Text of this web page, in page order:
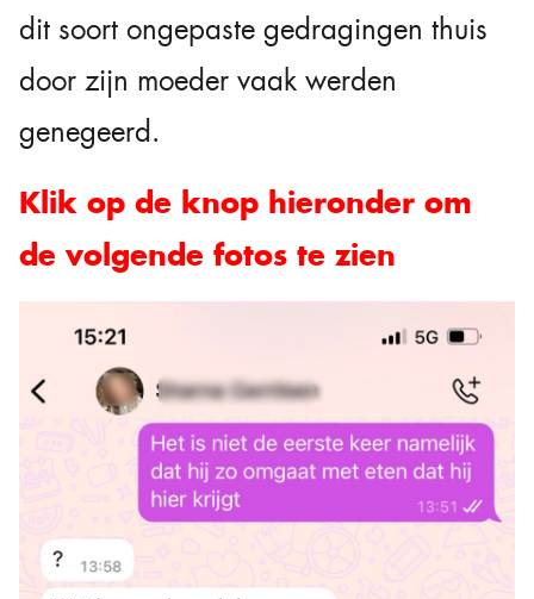
dit soort ongepaste gedragingen thuis
door zijn moeder vaak werden
genegeerd.
Klik op de knop hieronder om
de volgende fotos te zien